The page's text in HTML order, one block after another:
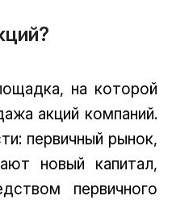
на которой
акций компаний.
первичный рынок,
новый капитал,
первичного